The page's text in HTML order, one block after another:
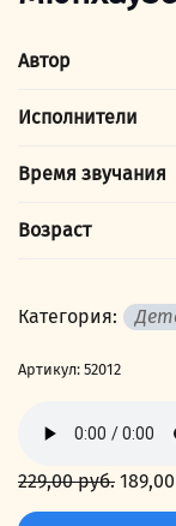
Автор
Исполнители
Время звучания
Возраст
Категория:
Артикул: 52012
229,00руб. 189,00